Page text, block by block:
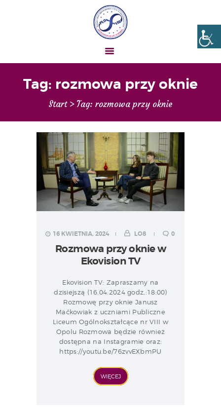
Tag: rozmowa przy oknie
Start Tag: rozmowa przy oknie
Liceum nr VIII Opole
AKTUALNOŚCI
OGŁOSZENIA
UCZEŃ – RODZIC
O NAS
MATURA
REKRUTACJA
PROJEKTY
GALERIA ZDJĘĆ
16 KWIETNIA, 2024 LO8 0
Rozmowa przy oknie w
Ekovision TV
Ekovision TV: Zapraszamy na
dzisiejszą (16.04.2024 godz,:18:00)
Rozmowę przy oknie Janusz
Maćkowiak z uczniami Publiczne
Liceum Ogólnokształcące nr VIII w
Opolu Rozmowa będzie również
dostępna na Instagramie oraz:
https://youtu.be/76zvvEXbmPU
WIĘCEJ